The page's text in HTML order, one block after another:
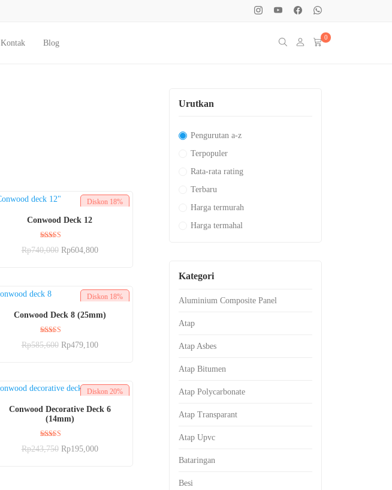
Kontak Blog
0
Diskon 18%
BELI SEKARANG
Conwood Deck 12
Dinilai
5.00
Rp740,000 Rp604,800
Diskon 18%
BELI SEKARANG
Conwood Deck 8 (25mm)
Dinilai
5.00
Rp585,600 Rp479,100
Diskon 20%
BELI SEKARANG
Conwood Decorative Deck 6
(14mm)
Dinilai
5.00
Rp243,750 Rp195,000
Urutkan
Pengurutan a-z
Terpopuler
Rata-rata rating
Terbaru
Harga termurah
Harga termahal
Kategori
Aluminium Composite Panel
Atap
Atap Asbes
Atap Bitumen
Atap Polycarbonate
Atap Transparant
Atap Upvc
Bataringan
Besi